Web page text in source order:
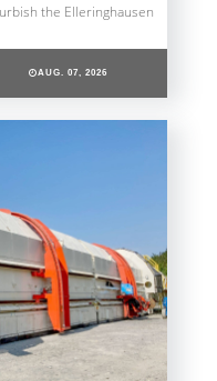
the Elleringhausen
AUG. 07, 2026